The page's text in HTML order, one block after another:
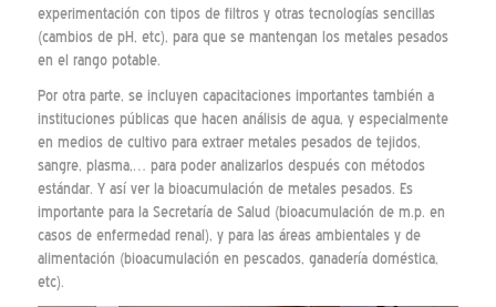
experimentación con tipos de filtros y otras tecnologías sencillas
(cambios de pH, etc), para que se mantengan los metales pesados
en el rango potable.
Por otra parte, se incluyen capacitaciones importantes también a
instituciones públicas que hacen análisis de agua, y especialmente
en medios de cultivo para extraer metales pesados de tejidos,
sangre, plasma,… para poder analizarlos después con métodos
estándar. Y así ver la bioacumulación de metales pesados. Es
importante para la Secretaría de Salud (bioacumulación de m.p. en
casos de enfermedad renal), y para las áreas ambientales y de
alimentación (bioacumulación en pescados, ganadería doméstica,
etc).